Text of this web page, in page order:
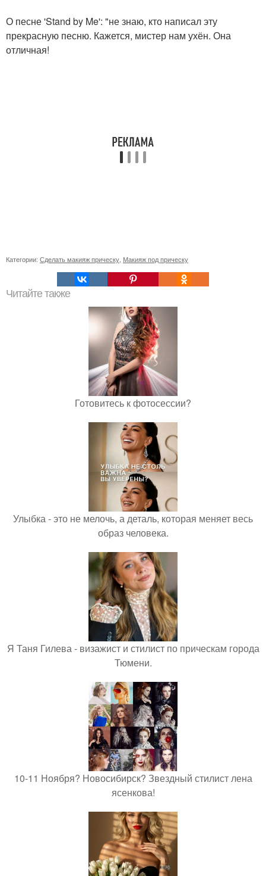
О песне 'Stand by Me': "не знаю, кто написал эту
прекрасную песню. Кажется, мистер нам ухён. Она
отличная!
Категории: Сделать макияж прическу Макияж под прическу
Читайте также
Готовитесь к фотосессии?
Улыбка - это не мелочь, а деталь, которая меняет весь
образ человека.
Я Таня Гилева - визажист и стилист по прическам города
Тюмени.
10-11 Ноября? Новосибирск? Звездный стилист лена
ясенкова!